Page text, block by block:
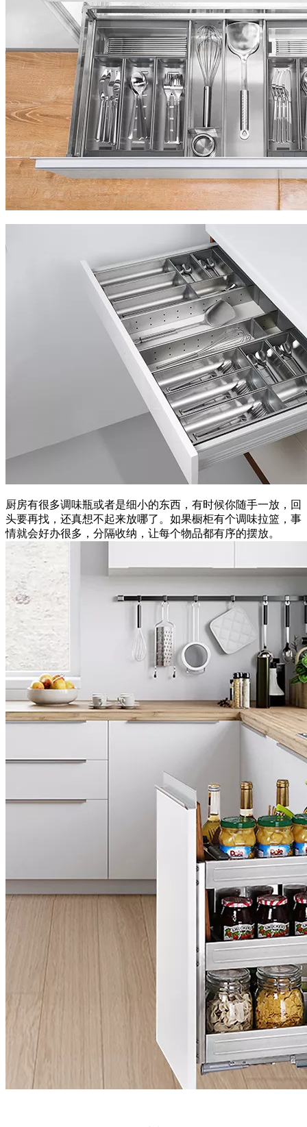
厨房有很多调味瓶或者是细小的东西，有时候你随手一放，回
头要再找，还真想不起来放哪了。如果橱柜有个调味拉篮，事
情就会好办很多，分隔收纳，让每个物品都有序的摆放。